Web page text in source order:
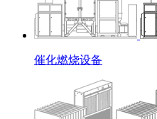
催化燃烧设备